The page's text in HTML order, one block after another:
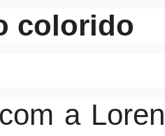
colorido
a